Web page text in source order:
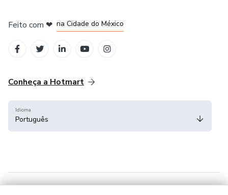
Feito com ❤ na Cidade do México
Conheça a Hotmart
Idioma
Português